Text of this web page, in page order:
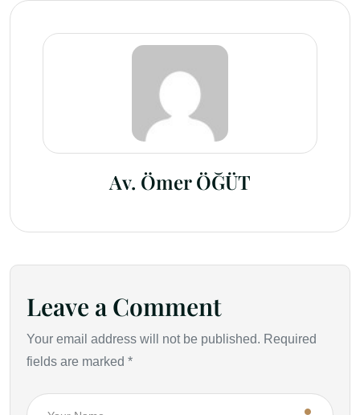
Av. Ömer ÖĞÜT
Leave a Comment
Your email address will not be published. Required
fields are marked *